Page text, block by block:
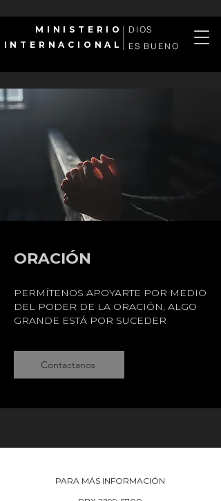
MINISTERIO
INTERNACIONAL
DIOS
ES BUENO
ORACIÓN
PERMÍTENOS APOYARTE POR MEDIO
DEL PODER DE LA ORACIÓN, ALGO
GRANDE ESTÁ POR SUCEDER
Contactanos
PARA MÁS INFORMACIÓN